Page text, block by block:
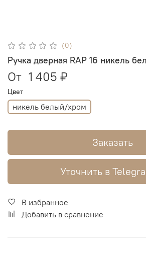
(0)
Ручка дверная RAP 16 никель
От 1 405 ₽
Цвет
никель белый/хром
Заказать
Уточнить в
В избранное
Добавить в сравнение